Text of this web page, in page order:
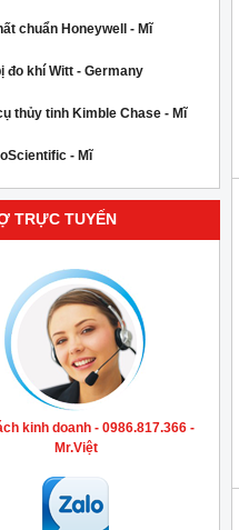
chuẩn Honeywell - Mĩ
đo khí Witt - Germany
thủy tinh Kimble Chase - Mĩ
- Mĩ
TRỰC TUYẾN
kinh doanh - 0986.817.366 -
Mr.Việt